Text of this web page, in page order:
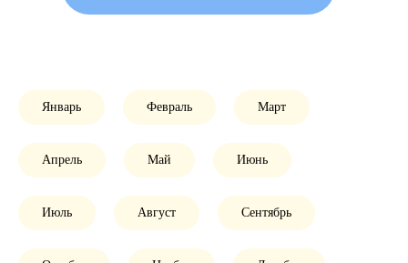
Январь Февраль Март
Апрель Май Июнь
Июль Август Сентябрь